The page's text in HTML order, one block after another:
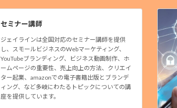
セミナー講師
ジェイラインは全国対応のセミナー講師を提供
し、スモールビジネスのWebマーケティング、
YouTubeブランディング、ビジネス動画制作、ホ
ームページの重要性、売上向上の方法、クリエイ
ター起業、amazonでの電子書籍出版とブランデ
ィング、など多岐にわたるトピックについての講
座を提供しています。